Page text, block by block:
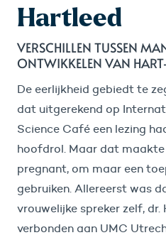
Hartleed
VERSCHILLEN TUSSEN
ONTWIKKELEN VAN
De eerlijkheid gebiedt te
dat uitgerekend op
Science Café een lezing
hoofdrol. Maar dat
pregnant, om maar een
gebruiken. Allereerst was
vrouwelijke spreker zelf, dr.
verbonden aan UMC